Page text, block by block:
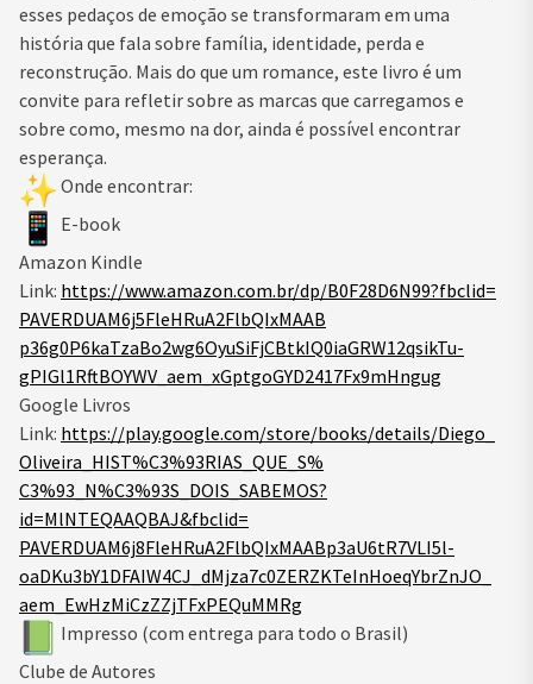
esses pedaços de emoção se transformaram em uma
história que fala sobre família, identidade, perda e
reconstrução. Mais do que um romance, este livro é um
convite para refletir sobre as marcas que carregamos e
sobre como, mesmo na dor, ainda é possível encontrar
esperança.
Onde encontrar:
E-book
Amazon Kindle
Link: https://www.amazon.com.br/dp/B0F28D6N99?fbclid=
PAVERDUAM6j5FleHRuA2FlbQIxMAAB
p36g0P6kaTzaBo2wg6OyuSiFjCBtkIQ0iaGRW12qsikTu-
gPIGl1RftBOYWV_aem_ xGptgoGYD2417Fx9mHngug
Google Livros
Link: https://play.google.com/store/books/details/Diego_
Oliveira_HIST%C3%93RIAS_QUE_S%
C3%93_N%C3%93S_DOIS_SABEMOS?
id=MlNTEQAAQBAJ&fbclid=
PAVERDUAM6j8FleHRuA2FlbQIxMAABp3aU6tR7VLI5l-
oaDKu3bY1DFAIW4CJ_ dMjza7c0ZERZKTeInHoeqYbrZnJO_
aem_EwHzMiCzZZjTFxPEQuMMRg
Impresso (com entrega para todo o Brasil)
Clube de Autores